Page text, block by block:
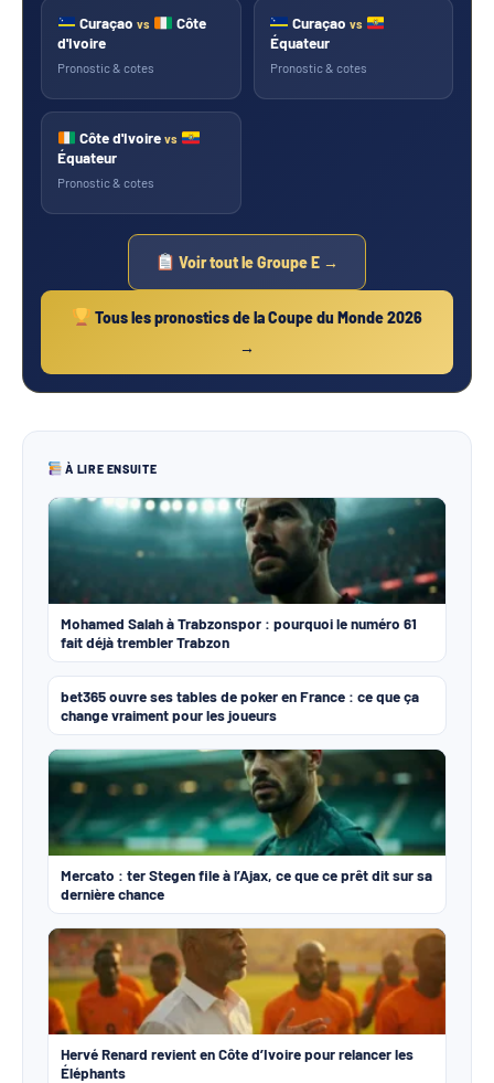
Curaçaovs
Côte
d'Ivoire
Pronostic & cotes
Curaçao vs
Équateur
Pronostic & cotes
Côte d'Ivoirevs
Équateur
Pronostic & cotes
Voir tout le Groupe E →
Tous les pronostics de la Coupe du Monde 2026
→
À LIRE ENSUITE
Mohamed Salah à Trabzonspor : pourquoi le numéro 61
fait déjà trembler Trabzon
bet365 ouvre ses tables de poker en France : ce que ça
change vraiment pour les joueurs
Mercato : ter Stegen file à l’Ajax, ce que ce prêt dit sur sa
dernière chance
Hervé Renard revient en Côte d’Ivoire pour relancer les
Éléphants